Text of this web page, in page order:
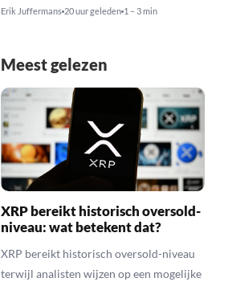
Erik Juffermans 20 uur geleden 1 – 3 min
Meest gelezen
XRP bereikt historisch oversold-
niveau: wat betekent dat?
XRP bereikt historisch oversold-niveau
terwijl analisten wijzen op een mogelijke